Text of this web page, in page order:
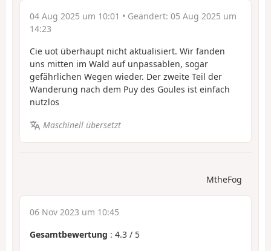
04 Aug 2025 um 10:01 • Geändert: 05 Aug 2025 um
14:23
Cie uot überhaupt nicht aktualisiert. Wir fanden
uns mitten im Wald auf unpassablen, sogar
gefährlichen Wegen wieder. Der zweite Teil der
Wanderung nach dem Puy des Goules ist einfach
nutzlos
Maschinell übersetzt
MtheFog
06 Nov 2023 um 10:45
Gesamtbewertung : 4.3 / 5